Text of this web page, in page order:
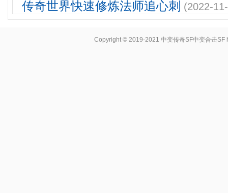
传奇世界快速修炼法师追心刺 (2022-
Copyright © 2019-2021 中变传奇SF中变合击SF